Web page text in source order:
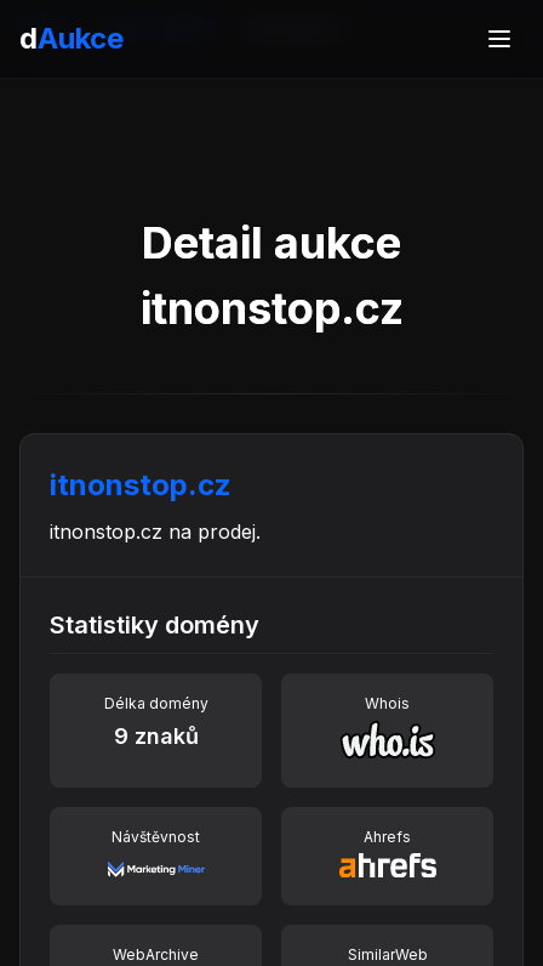
dAukce
Domů
Detail aukce
itnonstop.cz
itnonstop.cz
itnonstop.cz na prodej.
Statistiky domény
Délka domény
9 znaků
Whois
Návštěvnost Ahrefs
WebArchive SimilarWeb